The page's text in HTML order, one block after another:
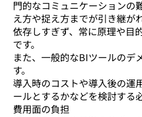
門的なコミュニケーションの
え方や捉え方までが引き継が
依存しすぎず、常に原理や目
です。
また、一般的なBIツールのデ
す。
導入時のコストや導入後の運
ールとするかなどを検討する
費用面の負担